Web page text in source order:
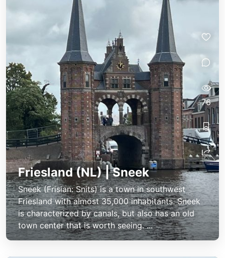
Friesland (NL) | Sneek
Sneek (Frisian: Snits) is a town in southwest
Friesland with almost 35,000 inhabitants. Sneek
is characterized by canals, but also has an old
town center that is worth seeing. ...
76